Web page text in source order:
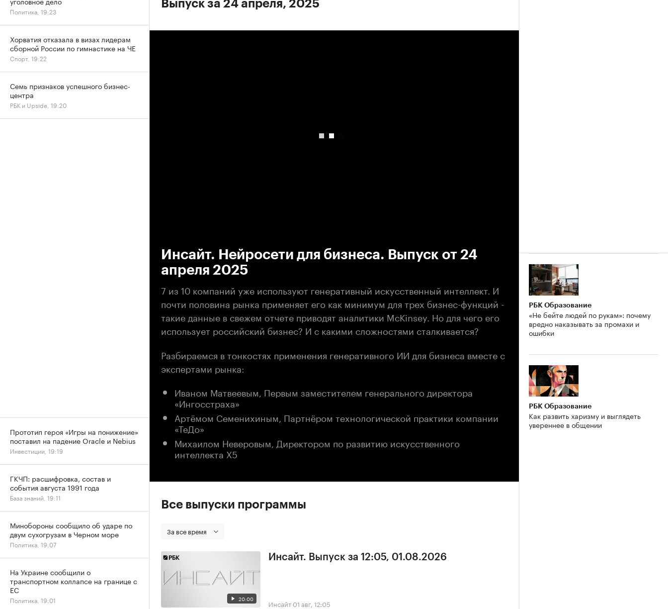
Выпуск за 24 апреля, 2025
Инсайт. Нейросети для бизнеса. Выпуск от 24
апреля 2025
7 из 10 компаний уже используют генеративный искусственный интеллект. И
почти половина рынка применяет его как минимум для трех бизнес-функций -
такие данные в свежем отчете приводят аналитики McKinsey. Но для чего его
использует российский бизнес? И с какими сложностями сталкивается?
Разбираемся в тонкостях применения генеративного ИИ для бизнеса вместе с
экспертами рынка:
Иваном Матвеевым, Первым заместителем генерального директора
«Ингосстраха»
Артёмом Семенихиным, Партнёром технологической практики компании
«ТеДо»
Михаилом Неверовым, Директором по развитию искусственного
интеллекта Х5
Все выпуски программы
За все время
20:00
Инсайт. Выпуск за 12:05, 01.08.2026
Инсайт 01 авг, 12:05
РБК Образование
«Не бейте людей по рукам»: почему
вредно наказывать за промахи и
ошибки
РБК Образование
Как развить харизму и выглядеть
увереннее в общении
Политика, 19:23
Хорватия отказала в визах лидерам
сборной России по гимнастике на ЧЕ
Спорт, 19:22
Семь признаков успешного бизнес-
центра
РБК и Upside, 19:20
Прототип героя «Игры на понижение»
поставил на падение Oracle и Nebius
Инвестиции, 19:19
ГКЧП: расшифровка, состав и
события августа 1991 года
База знаний, 19:11
Минобороны сообщило об ударе по
двум сухогрузам в Черном море
Политика, 19:07
На Украине сообщили о
транспортном коллапсе на границе с
ЕС
Политика, 19:01